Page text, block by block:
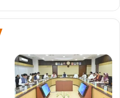
ub
ra
h